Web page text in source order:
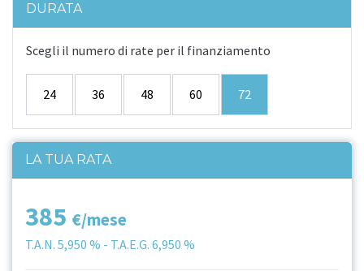
DURATA
Scegli il numero di rate per il finanziamento
24 36 48 60 72
LA TUA RATA
385 €/mese
T.A.N. 5,950 % - T.A.E.G. 6,950 %